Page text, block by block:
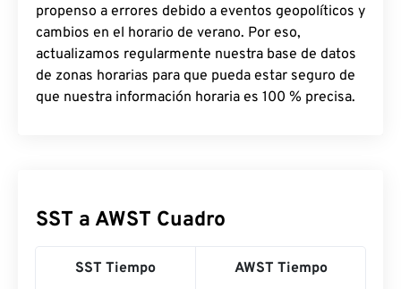
propenso a errores debido a eventos geopolíticos y
cambios en el horario de verano. Por eso,
actualizamos regularmente nuestra base de datos
de zonas horarias para que pueda estar seguro de
que nuestra información horaria es 100 % precisa.
SST a AWST Cuadro
SST Tiempo AWST Tiempo